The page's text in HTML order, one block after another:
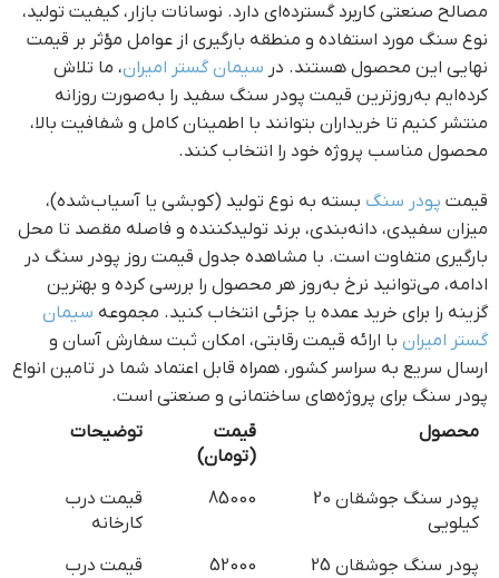
مصالح صنعتی کاربرد گسترده‌ای دارد. نوسانات بازار، کیفیت تولید،
نوع سنگ مورد استفاده و منطقه بارگیری از عوامل مؤثر بر قیمت
نهایی این محصول هستند. در سیمان گستر امیران، ما تلاش
کرده‌ایم به‌روزترین قیمت پودر سنگ سفید را به‌صورت روزانه
منتشر کنیم تا خریداران بتوانند با اطمینان کامل و شفافیت بالا،
محصول مناسب پروژه خود را انتخاب کنند.
قیمت پودر سنگ بسته به نوع تولید (کوبشی یا آسیاب‌شده)،
میزان سفیدی، دانه‌بندی، برند تولیدکننده و فاصله مقصد تا محل
بارگیری متفاوت است. با مشاهده جدول قیمت روز پودر سنگ در
ادامه، می‌توانید نرخ به‌روز هر محصول را بررسی کرده و بهترین
گزینه را برای خرید عمده یا جزئی انتخاب کنید. مجموعه سیمان
گستر امیران با ارائه قیمت رقابتی، امکان ثبت سفارش آسان و
ارسال سریع به سراسر کشور، همراه قابل اعتماد شما در تامین انواع
پودر سنگ برای پروژه‌های ساختمانی و صنعتی است.
محصول
قیمت
(تومان)
توضیحات
پودر سنگ جوشقان 20
کیلویی
85000
قیمت درب
کارخانه
پودر سنگ جوشقان 25
52000
قیمت درب